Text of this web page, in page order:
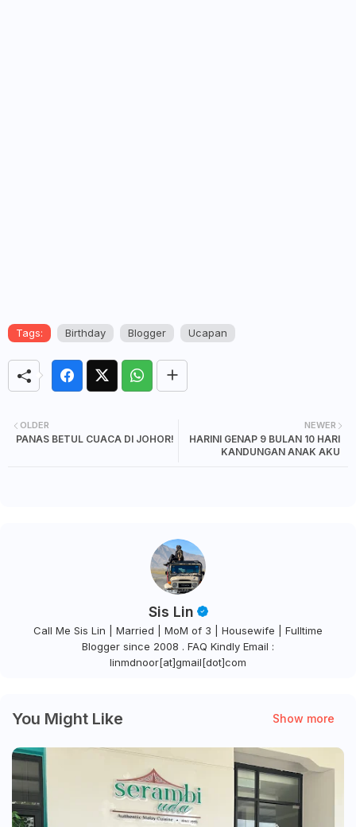
Tags: Birthday Blogger Ucapan
NEWER
HARINI GENAP 9 BULAN 10 HARI
KANDUNGAN ANAK AKU
OLDER
PANAS BETUL CUACA DI JOHOR!
Sis Lin
Call Me Sis Lin | Married | MoM of 3 | Housewife | Fulltime
Blogger since 2008 . FAQ Kindly Email :
linmdnoor[at]gmail[dot]com
You Might Like Show more